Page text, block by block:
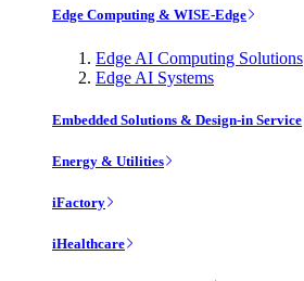
Edge Computing & WISE-Edge
Edge AI Computing Solutions
Edge AI Systems
Embedded Solutions & Design-in Service
Energy & Utilities
iFactory
iHealthcare